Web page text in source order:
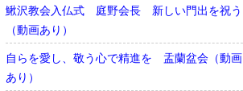
鰍沢教会入仏式 庭野会長 新しい門出を祝う
（動画あり）
自らを愛し、敬う心で精進を 盂蘭盆会（動画
あり）